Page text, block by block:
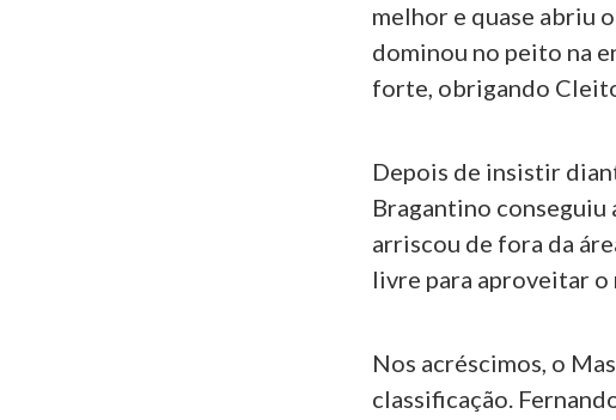
melhor e quase abriu
dominou no peito na
forte, obrigando
Depois de insistir
Bragantino conseguiu
arriscou de fora da
livre para aproveitar o
Nos acréscimos, o
classificação.